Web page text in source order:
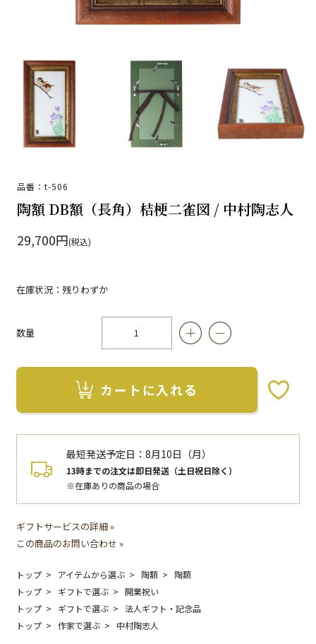
品番：t-506
陶額 DB額（長角）桔梗二雀図 / 中村陶志人
29,700円(税込)
在庫状況：残りわずか
数量
カートに入れる
最短発送予定日：8月10日（月）
13時までの注文は即日発送（土日祝日除く）
※在庫ありの商品の場合
ギフトサービスの詳細 »
この商品のお問い合わせ »
トップ アイテムから選ぶ 陶額
陶額
トップ
ギフトで選ぶ
開業祝い
トップ
ギフトで選ぶ
法人ギフト・記念品
トップ
作家で選ぶ 中村陶志人